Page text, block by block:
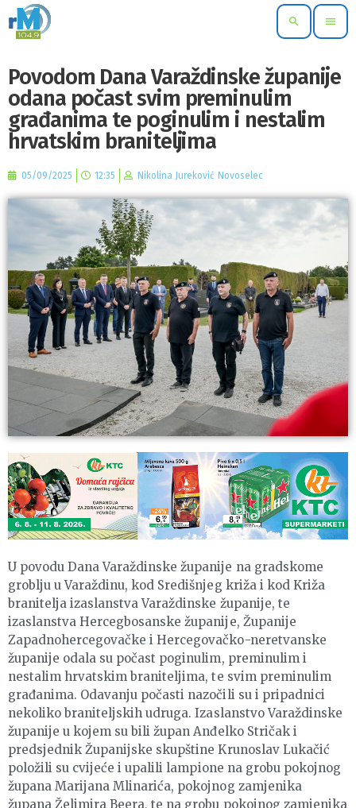
search menu
Povodom Dana Varaždinske županije
odana počast svim preminulim
građanima te poginulim i nestalim
hrvatskim braniteljima
05/09/2025 12:35 Nikolina Jureković Novoselec
U povodu Dana Varaždinske županije na gradskome
groblju u Varaždinu, kod Središnjeg križa i kod Križa
branitelja izaslanstva Varaždinske županije, te
izaslanstva Hercegbosanske županije, Županije
Zapadnohercegovačke i Hercegovačko-neretvanske
županije odala su počast poginulim, preminulim i
nestalim hrvatskim braniteljima, te svim preminulim
građanima. Odavanju počasti nazočili su i pripadnici
nekoliko braniteljskih udruga. Izaslanstvo Varaždinske
županije u kojem su bili župan Anđelko Stričak i
predsjednik Županijske skupštine Krunoslav Lukačić
položili su cvijeće i upalili lampione na grobu pokojnog
župana Marijana Mlinarića, pokojnog zamjenika
župana Želimira Beera, te na grobu pokojnog zamjenika